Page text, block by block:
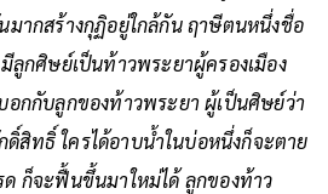
มากสร้างกุฏิอยู่ใกล้กัน ฤาษีตนหนึ่งชื่อ
ลูกศิษย์เป็นท้าวพระยาผู้ครองเมือง
กกับลูกของท้าวพระยา ผู้เป็นศิษย์ว่า
สิทธิ์ ใครได้อาบน้ำในบ่อหนึ่งก็จะตาย
ก็จะฟื้นขึ้นมาใหม่ได้ ลูกของท้าว